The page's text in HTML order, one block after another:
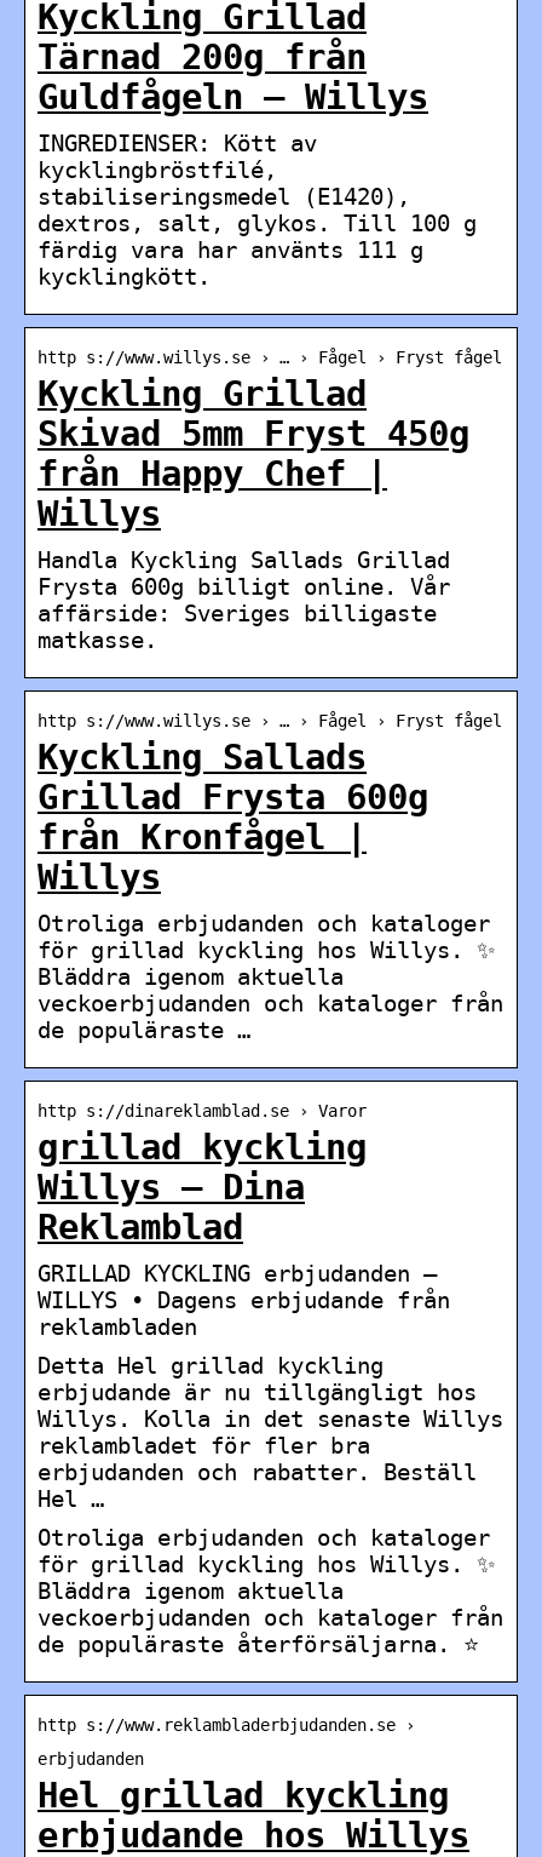
Kyckling Grillad
Tärnad 200g från
Guldfågeln – Willys
INGREDIENSER: Kött av
kycklingbröstfilé,
stabiliseringsmedel (E1420),
dextros, salt, glykos. Till 100 g
färdig vara har använts 111 g
kycklingkött.
http s://www.willys.se › … › Fågel › Fryst fågel
Kyckling Grillad
Skivad 5mm Fryst 450g
från Happy Chef |
Willys
Handla Kyckling Sallads Grillad
Frysta 600g billigt online. Vår
affärside: Sveriges billigaste
matkasse.
http s://www.willys.se › … › Fågel › Fryst fågel
Kyckling Sallads
Grillad Frysta 600g
från Kronfågel |
Willys
Otroliga erbjudanden och kataloger
för grillad kyckling hos Willys. ✨
Bläddra igenom aktuella
veckoerbjudanden och kataloger från
de populäraste …
http s://dinareklamblad.se › Varor
grillad kyckling
Willys – Dina
Reklamblad
GRILLAD KYCKLING erbjudanden –
WILLYS • Dagens erbjudande från
reklambladen
Detta Hel grillad kyckling
erbjudande är nu tillgängligt hos
Willys. Kolla in det senaste Willys
reklambladet för fler bra
erbjudanden och rabatter. Beställ
Hel …
Otroliga erbjudanden och kataloger
för grillad kyckling hos Willys. ✨
Bläddra igenom aktuella
veckoerbjudanden och kataloger från
de populäraste återförsäljarna. ⭐
http s://www.reklambladerbjudanden.se ›
erbjudanden
Hel grillad kyckling
erbjudande hos Willys